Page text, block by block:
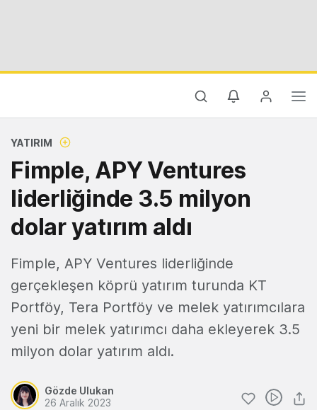
YATIRIM
Fimple, APY Ventures
liderliğinde 3.5 milyon
dolar yatırım aldı
Fimple, APY Ventures liderliğinde
gerçekleşen köprü yatırım turunda KT
Portföy, Tera Portföy ve melek yatırımcılara
yeni bir melek yatırımcı daha ekleyerek 3.5
milyon dolar yatırım aldı.
Gözde Ulukan
26 Aralık 2023